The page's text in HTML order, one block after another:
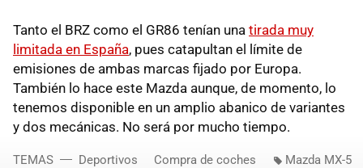
Tanto el BRZ como el GR86 tenían una tirada muy
limitada en España, pues catapultan el límite de
emisiones de ambas marcas fijado por Europa.
También lo hace este Mazda aunque, de momento, lo
tenemos disponible en un amplio abanico de variantes
y dos mecánicas. No será por mucho tiempo.
TEMAS Deportivos Compra de coches Mazda MX-5